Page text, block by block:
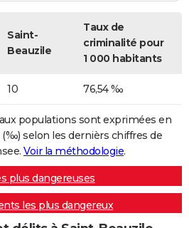
Saint-
Beauzile
Taux de
criminalité pour
1 000 habitants
10 76,54 ‰
populations sont exprimées en
selon les dernièrs chiffres de
Voir la méthodologie.
plus dangereuses
les plus dangereux